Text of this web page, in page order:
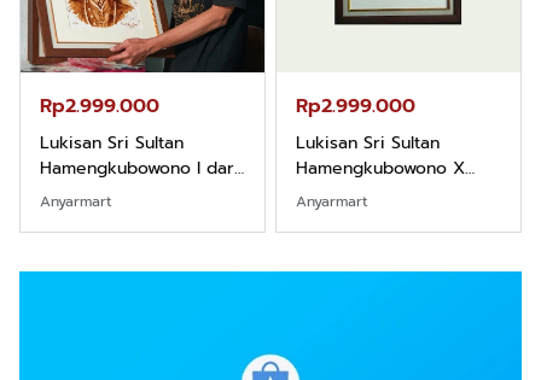
Rp2.999.000
Lukisan Sri Sultan
Hamengkubowono I dari
Kopi Karya Rudi Winarso
Anyarmart
Rp2.999.000
Lukisan Sri Sultan
Hamengkubowono X
dari Kopi Karya Rudi
Winarso
Anyarmart